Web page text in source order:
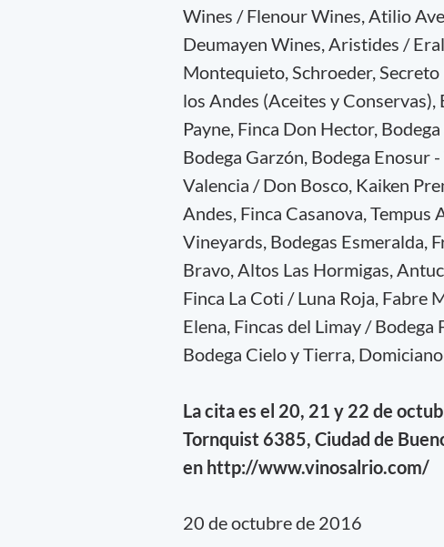
Wines / Flenour Wines, Atilio
Deumayen Wines, Aristides /
Montequieto, Schroeder,
los Andes (Aceites y
Payne, Finca Don Hector,
Bodega Garzón, Bodega Enosur
Valencia / Don Bosco, Kaiken
Andes, Finca Casanova, Tempus
Vineyards, Bodegas Esmeralda,
Bravo, Altos Las Hormigas,
Finca La Coti / Luna Roja, Fabre
Elena, Fincas del Limay /
Bodega Cielo y Tierra,
La cita es el 20, 21 y 22 de
Tornquist 6385, Ciudad de
en http://www.vinosalrio.com/
20 de octubre de 2016